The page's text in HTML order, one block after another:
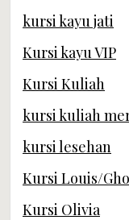
kursi kayu jati
Kursi kayu VIP
Kursi Kuliah
kursi kuliah
kursi lesehan
Kursi Louis/
Kursi Olivia